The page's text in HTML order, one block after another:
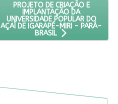
740 VAGAS GRATUITAS EM
PRÓXIMO ARTIGO: PROJETO
PROJETO DE CRIAÇÃO E
IMPLANTAÇÃO DA
UNIVERSIDADE POPULAR DO
AÇAÍ DE IGARAPÉ-MIRI - PARÁ-
BRASIL